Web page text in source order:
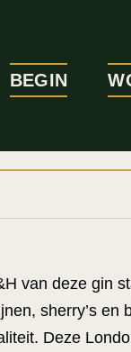
BEGIN
van deze gin
sherry’s en
Deze